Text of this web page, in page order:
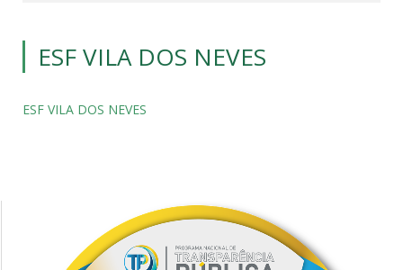
ESF VILA DOS NEVES
ESF VILA DOS NEVES